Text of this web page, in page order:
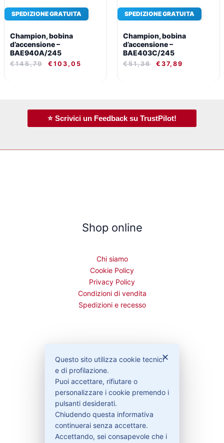
SPEDIZIONE GRATUITA
Champion, bobina
d’accensione –
BAE940A/245
€145,79 € 103,05
SPEDIZIONE GRATUITA
Champion, bobina
d’accensione –
BAE403C/245
€51,36 € 37,89
⭐ Scrivici un Feedback su TrustPilot!
Shop online
Chi siamo
Cookie Policy
Privacy Policy
Condizioni di vendita
Spedizioni e recesso
Contattaci
Garanzie
✕
Questo sito utilizza cookie tecnici
e di profilazione.
Puoi accettare, rifiutare o
personalizzare i cookie premendo i
pulsanti desiderati.
Chiudendo questa informativa
continuerai senza accettare.
Accettando, sei consapevole che i